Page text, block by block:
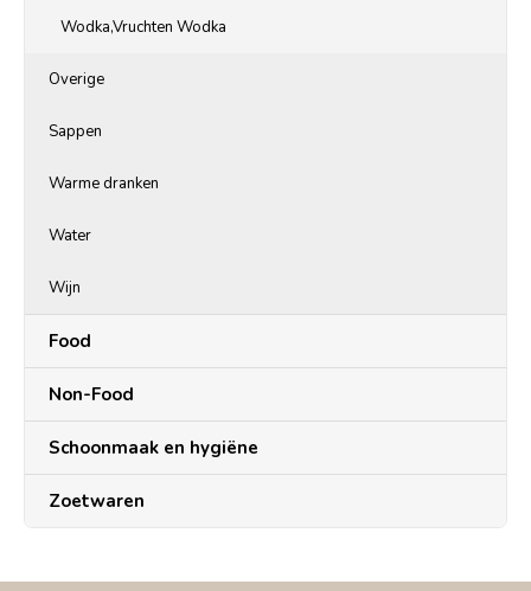
Wodka,Vruchten Wodka
Overige
Sappen
Warme dranken
Water
Wijn
Food
Non-Food
Schoonmaak en hygiëne
Zoetwaren